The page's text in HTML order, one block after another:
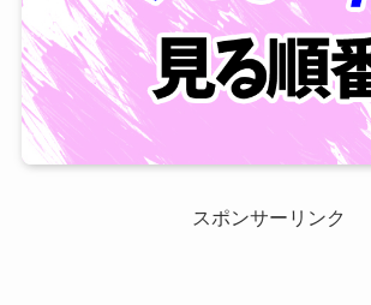
スポンサーリンク